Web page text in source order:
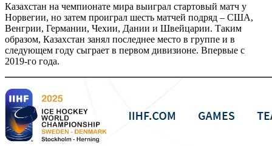
Казахстан на чемпионате мира выиграл стартовый матч у
Норвегии, но затем проиграл шесть матчей подряд – США,
Венгрии, Германии, Чехии, Дании и Швейцарии. Таким
образом, Казахстан занял последнее место в группе и в
следующем году сыграет в первом дивизионе. Впервые с
2019-го года.